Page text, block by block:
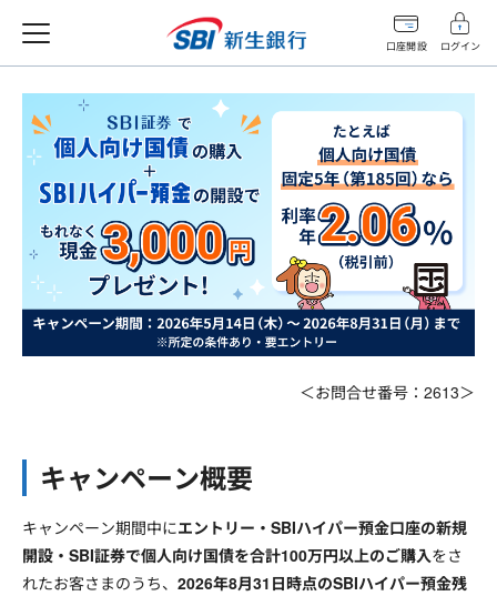
口座開設 ログイン
＜お問合せ番号：2613＞
キャンペーン概要
キャンペーン期間中にエントリー・SBIハイパー預金口座の新規
開設・SBI証券で個人向け国債を合計100万円以上のご購入をさ
れたお客さまのうち、 2026年8月31日時点のSBIハイパー預金残